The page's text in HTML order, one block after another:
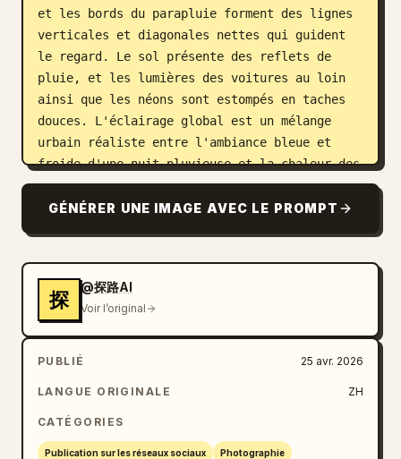
et les bords du parapluie forment des lignes
verticales et diagonales nettes qui guident
le regard. Le sol présente des reflets de
pluie, et les lumières des voitures au loin
ainsi que les néons sont estompés en taches
douces. L'éclairage global est un mélange
urbain réaliste entre l'ambiance bleue et
froide d'une nuit pluvieuse et la chaleur des
réverbères jaunes, avec un éclairage doux
venant du haut et des côtés, sans aucune pose
un grain photographique réel, un léger flou
de mouvement et une composition imparfaite,
évoquant un moment authentique capturé sur le
vif. Le style de la photo est réel et
blockbuster commercial, sans aucun filigrane
de texte.
GÉNÉRER UNE IMAGE AVEC LE PROMPT
探
@探路AI
Voir l’original
PUBLIÉ 25 avr. 2026
LANGUE ORIGINALE ZH
CATÉGORIES
Publication sur les réseaux sociaux Photographie